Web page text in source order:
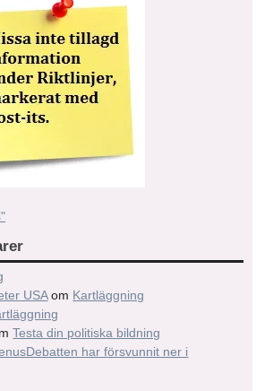
USAom Kartläggning
Testa din politiska bildning
har försvunnit ner i